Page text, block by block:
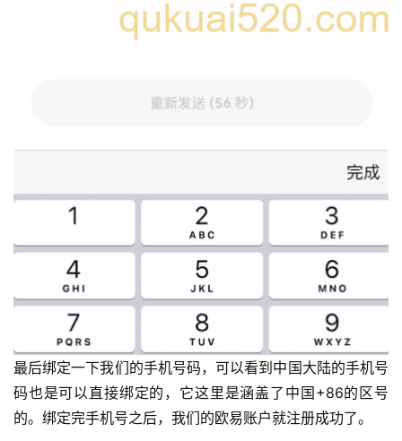
最后绑定一下我们的手机号码，可以看到中国大陆的手机号
码也是可以直接绑定的，它这里是涵盖了中国+86的区号
的。绑定完手机号之后，我们的欧易账户就注册成功了。